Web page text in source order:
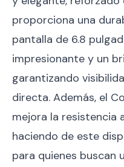
proporciona una
pantalla de 6.8
impresionante y un
garantizando
directa. Además, el
mejora la resistencia
haciendo de este
para quienes buscan